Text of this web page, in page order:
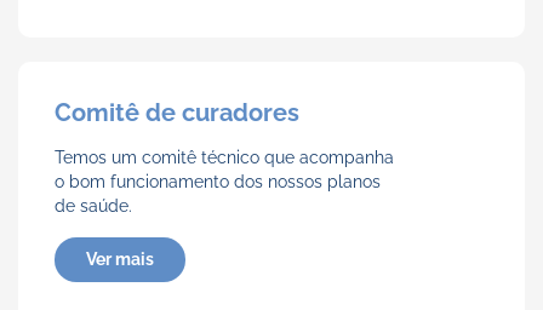
Comitê de curadores
Temos um comitê técnico que acompanha
o bom funcionamento dos nossos planos
de saúde.
Ver mais